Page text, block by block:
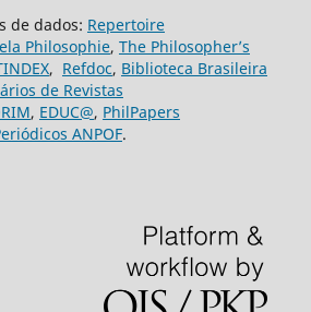
de dados: Repertoire
Philosophie, The Philosopher’s
, Refdoc, Biblioteca Brasileira
de Revistas
, EDUC@, PhilPapers
ANPOF.